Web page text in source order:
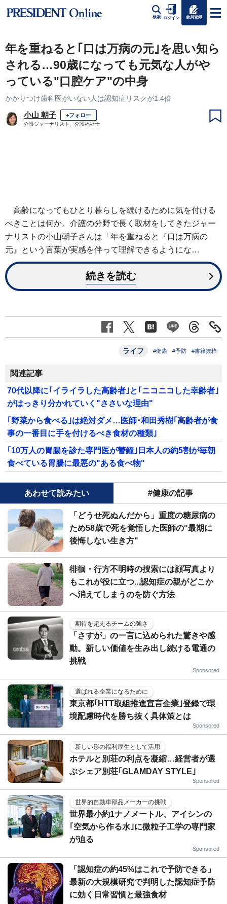
検索 ログイン 会員登録
年を重ねると｢口は万病の元｣を思い知ら
される…90歳になっても元気な人がや
っている"口腔ケア"の中身
かかりつけ歯科医がいない人は認知症リスクが1.4倍
小山 朝子 +フォロー
介護ジャーナリスト、介護福祉士
高齢になってもひとり暮らしを続けるために気を付ける
べきことは何か。介護の分野で長く取材をしてきたジャー
ナリストの小山朝子さんは「年を重ねると『口は万病の
元』という言葉が実感を伴って理解できるようにな…
続きを読む
ライフ #健康 #予防 #書籍抜粋
関連記事
70代以降に｢イライラした高齢者｣と｢ニコニコした幸齢者｣
がはっきり分かれていく"ささいな理由"
｢野菜から食べる｣は絶対ダメ…医師･和田秀樹｢高齢者が食
事の一番目に手を付けるべき食材の種類｣
｢10万人の胃腸を診た専門医が警鐘｣日本人の約5割が毎朝
食べている胃腸に最悪の"ある食べ物"
あわせて読みたい #健康の記事
「どうせ死ぬんだから」重度の糖尿病の
ため58歳で死を覚悟した医師の"最期に
後悔しない生き方"
徘徊・行方不明時の捜索には顔写真より
もこれが役に立つ...認知症の親がどこか
へ消えてしまうのを防ぐ方法
期待を超えるチームの強さ
「さすが」の一言に込められた驚きや感
動。新しい価値を生み出し続ける電通の
挑戦
Sponsored
選ばれる企業になるために
東京都｢HTT取組推進宣言企業｣登録で環
境配慮時代を勝ち抜く具体策とは
Sponsored
新しい形の福利厚生として活用
ホテルと別荘の利点を凝縮…経営者が選
ぶシェア別荘｢GLAMDAY STYLE｣
Sponsored
世界的自動車部品メーカーの挑戦
世界最小約1ナノメートル、アイシンの
｢空気から作る水｣に微粒子工学の専門家
が迫る
Sponsored
「認知症の約45%はこれで予防できる」
最新の大規模研究で判明した認知症予防
に効く日常習慣と最強食材